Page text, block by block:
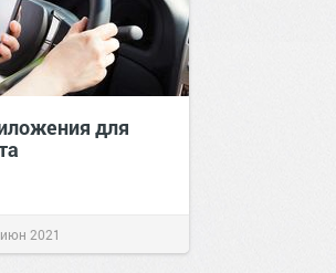
для
2021